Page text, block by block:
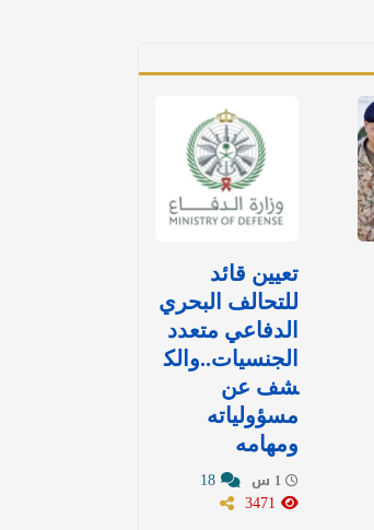
تعيين قائد
للتحالف البحري
الدفاعي متعدد
الجنسيات..والك
شف عن
مسؤولياته
ومهامه